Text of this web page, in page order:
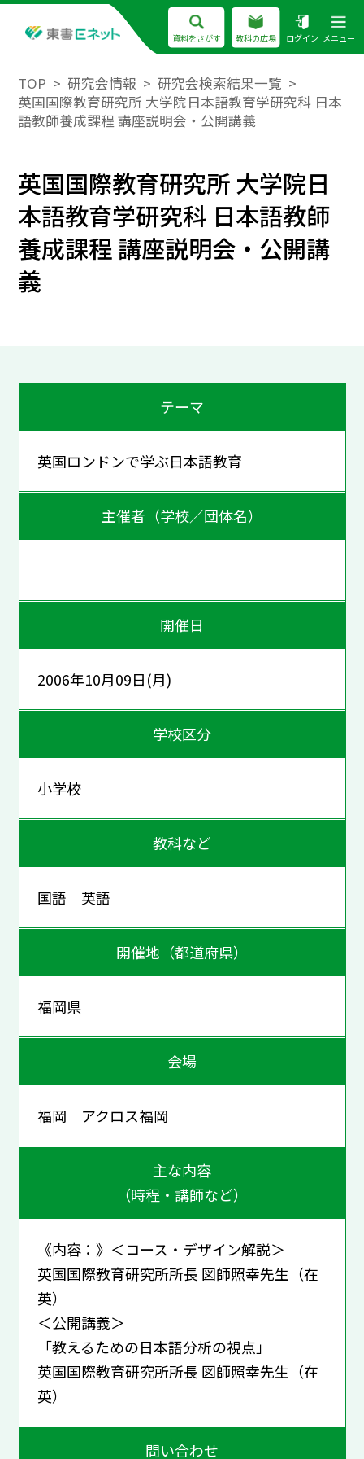
資料をさがす 教科の広場 ログイン メニュー
TOP 研究会情報
研究会検索結果一覧
英国国際教育研究所 大学院日本語教育学研究科 日本
語教師養成課程 講座説明会・公開講義
英国国際教育研究所 大学院日
本語教育学研究科 日本語教師
養成課程 講座説明会・公開講
義
テーマ
英国ロンドンで学ぶ日本語教育
主催者（学校／団体名）
開催日
2006年10月09日(月)
学校区分
小学校
教科など
国語 英語
開催地（都道府県）
福岡県
会場
福岡 アクロス福岡
主な内容
（時程・講師など）
《内容：》＜コース・デザイン解説＞
英国国際教育研究所所長 図師照幸先生（在
英）
＜公開講義＞
「教えるための日本語分析の視点」
英国国際教育研究所所長 図師照幸先生（在
英）
問い合わせ